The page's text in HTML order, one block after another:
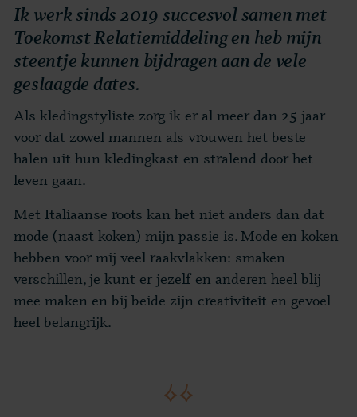
Ik werk sinds 2019 succesvol samen met
Toekomst Relatiemiddeling en heb mijn
steentje kunnen bijdragen aan de vele
geslaagde dates.
Als kledingstyliste zorg ik er al meer dan 25 jaar
voor dat zowel mannen als vrouwen het beste
halen uit hun kledingkast en stralend door het
leven gaan.
Met Italiaanse roots kan het niet anders dan dat
mode (naast koken) mijn passie is. Mode en koken
hebben voor mij veel raakvlakken: smaken
verschillen, je kunt er jezelf en anderen heel blij
mee maken en bij beide zijn creativiteit en gevoel
heel belangrijk.